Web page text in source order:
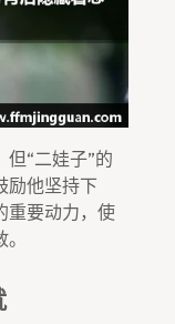
“二娃子”的
励他坚持下
重要动力，使